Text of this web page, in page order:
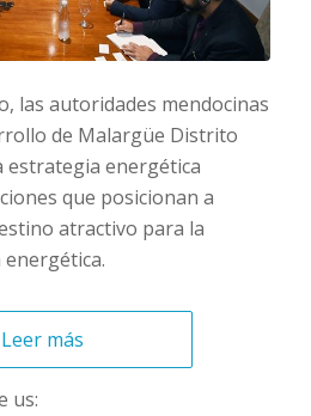
las autoridades mendocinas
de Malargüe Distrito
estrategia energética
que posicionan a
atractivo para la
Leer más
us: